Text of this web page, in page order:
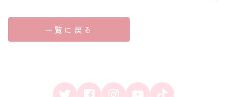
一覧に戻る